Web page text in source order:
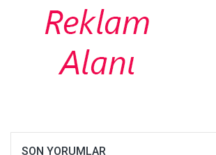
SON YORUMLAR